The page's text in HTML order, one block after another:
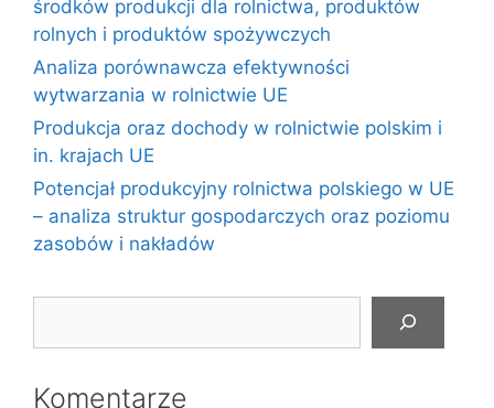
środków produkcji dla rolnictwa, produktów
rolnych i produktów spożywczych
Analiza porównawcza efektywności
wytwarzania w rolnictwie UE
Produkcja oraz dochody w rolnictwie polskim i
in. krajach UE
Potencjał produkcyjny rolnictwa polskiego w UE
– analiza struktur gospodarczych oraz poziomu
zasobów i nakładów
Komentarze